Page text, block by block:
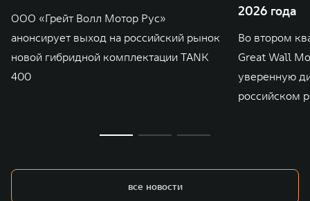
ООО «Грейт Волл Мотор Рус»
анонсирует выход на российский рынок
новой гибридной комплектации TANK
400
2026 года
Во втором
Great Wall
уверенную
российском
все новости